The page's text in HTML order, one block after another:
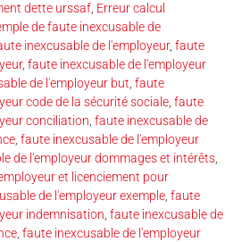
dette urssaf, Erreur calcul
de faute inexcusable de
inexcusable de l'employeur, faute
, faute inexcusable de l'employeur
de l'employeur but, faute
code de la sécurité sociale, faute
conciliation, faute inexcusable de
, faute inexcusable de l'employeur
de l'employeur dommages et intérêts,
et licenciement pour
de l'employeur exemple, faute
indemnisation, faute inexcusable de
, faute inexcusable de l'employeur